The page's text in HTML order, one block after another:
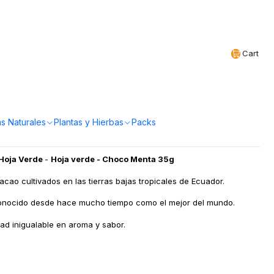
Cart
Naturales Plantas y Hierbas Packs
Verde - Hoja verde - Choco Menta 35g
cultivados en las tierras bajas tropicales de Ecuador.
desde hace mucho tiempo como el mejor del mundo.
inigualable en aroma y sabor.